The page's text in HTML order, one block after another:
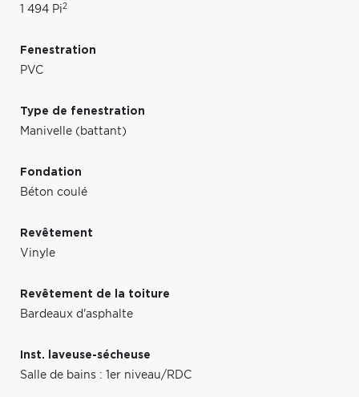
1 494 Pi2
Fenestration
PVC
Type de fenestration
Manivelle (battant)
Fondation
Béton coulé
Revêtement
Vinyle
Revêtement de la toiture
Bardeaux d'asphalte
Inst. laveuse-sécheuse
Salle de bains : 1er niveau/RDC